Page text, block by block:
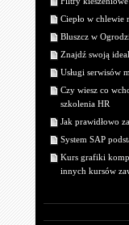
Ciepło w chlewie
Bluszcz w
Znajdź swoją
Usługi serwisów
Czy wiesz co
szkolenia HR
Jak prawidłowo
System SAP
Kurs grafiki
innych kursów